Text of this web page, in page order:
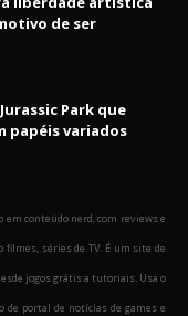
de ser
Park que
papéis variados
em conteúdo nerd, com reviews e
séries de TV. É um site de
jogos grátis a tutoriais. Usa o
portal de notícias de games e